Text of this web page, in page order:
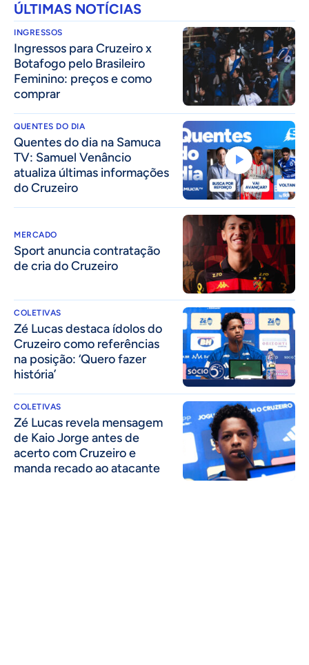
ÚLTIMAS NOTÍCIAS
INGRESSOS
Ingressos para Cruzeiro x
Botafogo pelo Brasileiro
Feminino: preços e como
comprar
QUENTES DO DIA
Quentes do dia na Samuca
TV: Samuel Venâncio
atualiza últimas informações
do Cruzeiro
MERCADO
Sport anuncia contratação
de cria do Cruzeiro
COLETIVAS
Zé Lucas destaca ídolos do
Cruzeiro como referências
na posição: ‘Quero fazer
história’
COLETIVAS
Zé Lucas revela mensagem
de Kaio Jorge antes de
acerto com Cruzeiro e
manda recado ao atacante